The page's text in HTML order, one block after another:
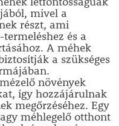
mivel a
részt, ami
és a
A méhek
a szükséges
növények
így hozzájárulnak
megőrzéséhez. Egy
méhlegelő otthont